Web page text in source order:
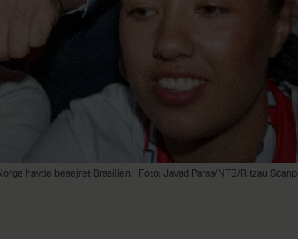
havde besejret Brasilien. Foto: Javad Parsa/NTB/Ritzau